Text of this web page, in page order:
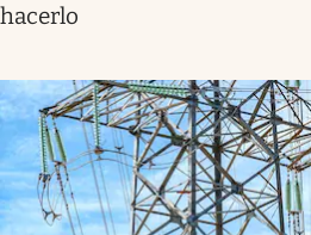
hacerlo